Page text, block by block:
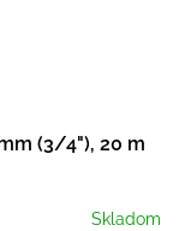
(3/4"), 20 m
Skladom